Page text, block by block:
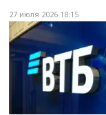
27 июля 2026 18:15